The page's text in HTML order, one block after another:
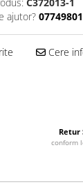
ajutor?
Cere
Retur
conform